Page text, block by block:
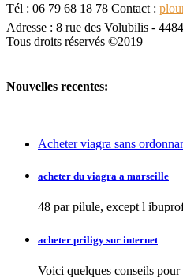
Tél : 06 79 68 18 78 Contact :
Adresse : 8 rue des Volubilis -
Tous droits réservés ©2019
Nouvelles recentes:
Acheter viagra sans
acheter du viagra a marseille
48 par pilule, except l
acheter priligy sur internet
Voici quelques conseils